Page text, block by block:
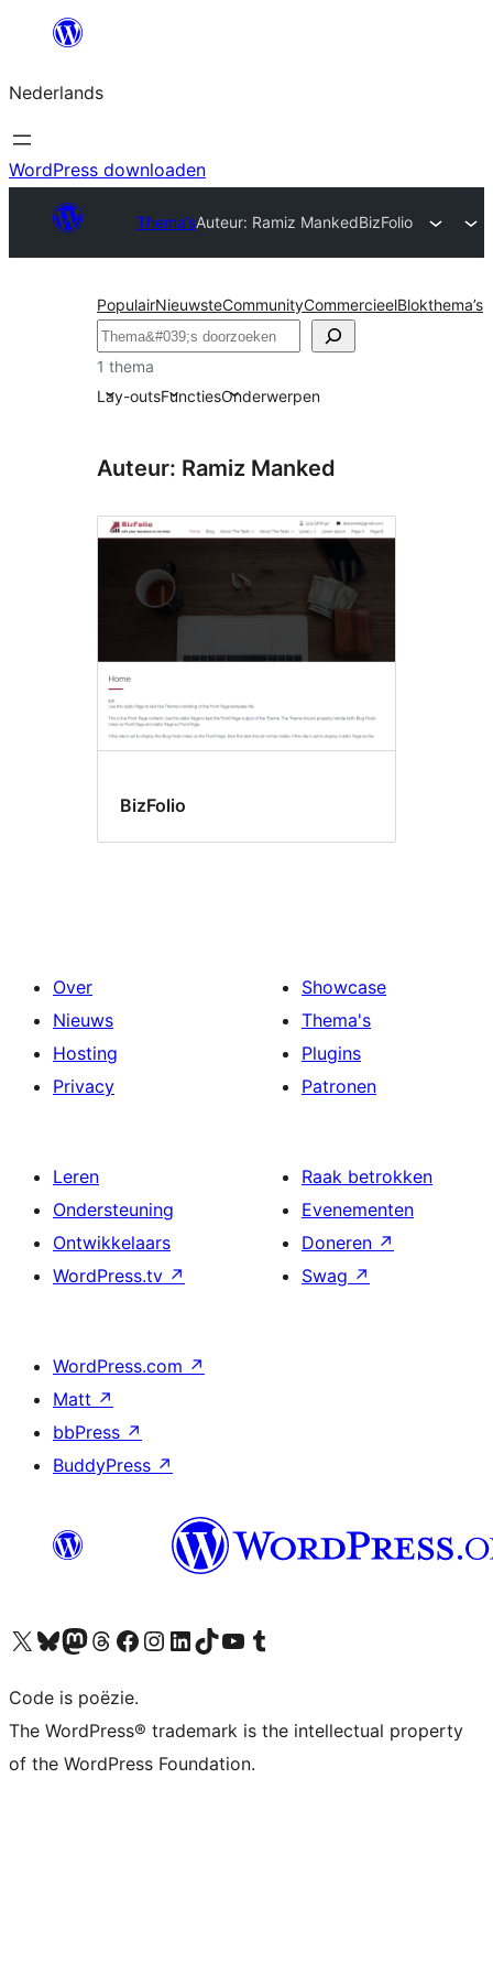
de
inhoud
Nederlands
WordPress downloaden
Thema’sAuteur: Ramiz MankedBizFolio
PopulairNieuwsteCommunityCommercieelBlokthema’s
Zoeken
1 thema
Lay-outsFunctiesOnderwerpen
Auteur: Ramiz Manked
BizFolio
Over
Nieuws
Hosting
Privacy
Showcase
Thema's
Plugins
Patronen
Leren
Ondersteuning
Ontwikkelaars
WordPress.tv ↗
Raak betrokken
Evenementen
Doneren ↗
Swag ↗
WordPress.com ↗
Matt ↗
bbPress ↗
BuddyPress ↗
Bezoek ons X (voorheen Twitter) account
Bezoek ons Bluesky account
Bezoek ons Mastodon account
Bezoek ons Threads account
Onze Facebook pagina bezoeken
Bezoek ons Instagram account
Bezoek ons LinkedIn account
Bezoek ons TikTok account
Bezoek ons YouTube kanaalBezoek ons Tumblr account
Code is poëzie.
The WordPress® trademark is the intellectual property
of the WordPress Foundation.